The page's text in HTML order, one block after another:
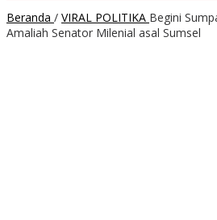
Beranda / VIRAL POLITIKA Begini
Amaliah Senator Milenial asal Sumsel